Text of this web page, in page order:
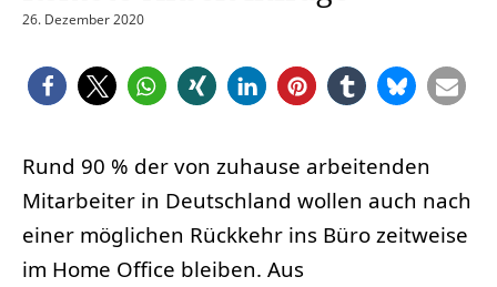
26. Dezember 2020
Rund 90 % der von zuhause arbeitenden
Mitarbeiter in Deutschland wollen auch nach
einer möglichen Rückkehr ins Büro zeitweise
im Home Office bleiben. Aus